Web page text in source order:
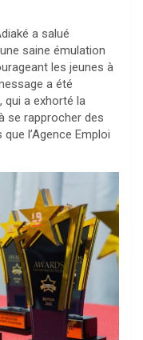
a salué
saine émulation
les jeunes à
a été
qui a exhorté la
se rapprocher des
l’Agence Emploi